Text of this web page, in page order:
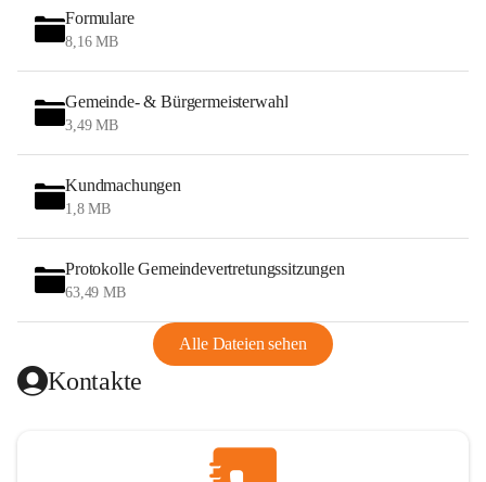
Formulare
8,16 MB
Gemeinde- & Bürgermeisterwahl
3,49 MB
Kundmachungen
1,8 MB
Protokolle Gemeindevertretungssitzungen
63,49 MB
Alle Dateien sehen
Kontakte